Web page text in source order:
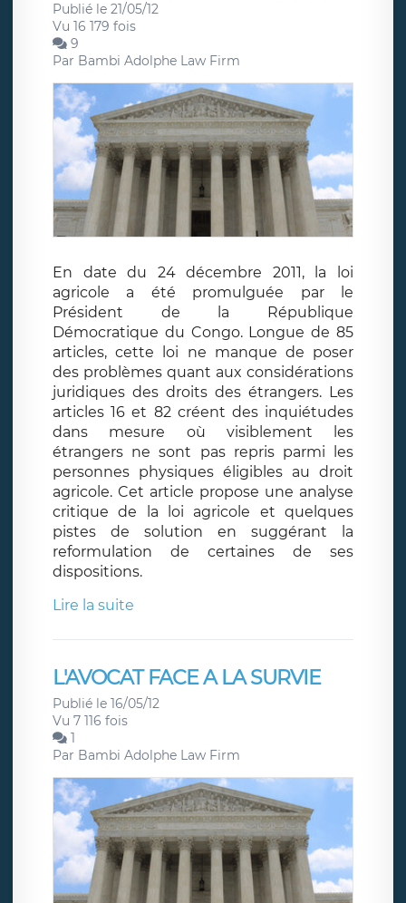
Publié le 21/05/12
Vu 16 179 fois
9
Par Bambi Adolphe Law Firm
En date du 24 décembre 2011, la loi
agricole a été promulguée par le
Président de la République
Démocratique du Congo. Longue de 85
articles, cette loi ne manque de poser
des problèmes quant aux considérations
juridiques des droits des étrangers. Les
articles 16 et 82 créent des inquiétudes
dans mesure où visiblement les
étrangers ne sont pas repris parmi les
personnes physiques éligibles au droit
agricole. Cet article propose une analyse
critique de la loi agricole et quelques
pistes de solution en suggérant la
reformulation de certaines de ses
dispositions.
Lire la suite
L'AVOCAT FACE A LA SURVIE
Publié le 16/05/12
Vu 7 116 fois
1
Par Bambi Adolphe Law Firm